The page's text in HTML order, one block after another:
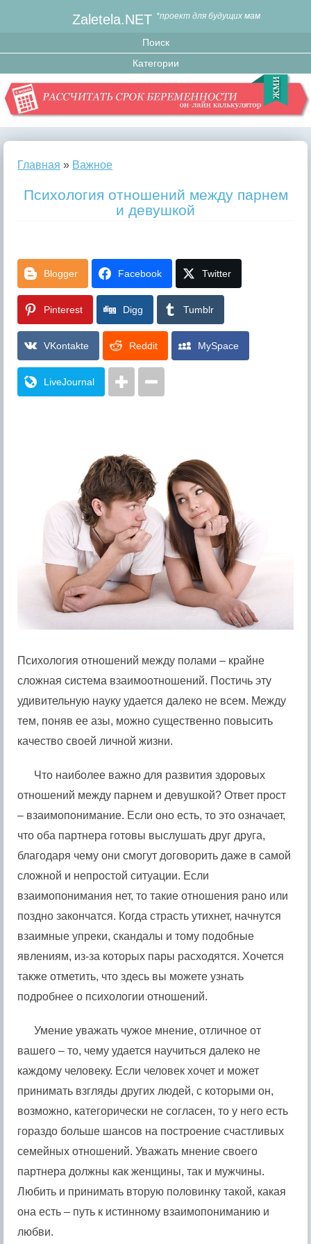
Zaletela.NET *проект для будущих мам
Главная » Важное
Психология отношений между парнем
и девушкой
Blogger Facebook Twitter
Pinterest Digg Tumblr
VKontakte Reddit MySpace
LiveJournal
Психология отношений между полами – крайне
сложная система взаимоотношений. Постичь эту
удивительную науку удается далеко не всем. Между
тем, поняв ее азы, можно существенно повысить
качество своей личной жизни.
Что наиболее важно для развития здоровых
отношений между парнем и девушкой? Ответ прост
– взаимопонимание. Если оно есть, то это означает,
что оба партнера готовы выслушать друг друга,
благодаря чему они смогут договорить даже в самой
сложной и непростой ситуации. Если
взаимопонимания нет, то такие отношения рано или
поздно закончатся. Когда страсть утихнет, начнутся
взаимные упреки, скандалы и тому подобные
явлениям, из-за которых пары расходятся. Хочется
также отметить, что здесь вы можете узнать
подробнее о психологии отношений.
Умение уважать чужое мнение, отличное от
вашего – то, чему удается научиться далеко не
каждому человеку. Если человек хочет и может
принимать взгляды других людей, с которыми он,
возможно, категорически не согласен, то у него есть
гораздо больше шансов на построение счастливых
семейных отношений. Уважать мнение своего
партнера должны как женщины, так и мужчины.
Любить и принимать вторую половинку такой, какая
она есть – путь к истинному взаимопониманию и
любви.